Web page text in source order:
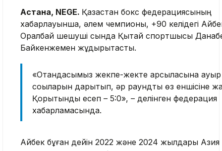
Астана, NEGE. Қазақстан бокс федерациясының
хабарлауынша, әлем чемпионы, +90 келідегі
Оралбай шешуші сында Қытай спортшысы
Байкенжемен жұдырықтасты.
«Отандасымыз жекпе-жекте қарсыласына ауыр
соққыларын дарытып, әр раундты өз еншісіне
Қорытынды есеп – 5:0», – делінген федерация
хабарламасында.
Айбек бұған дейін 2022 және 2024 жылдары Азия